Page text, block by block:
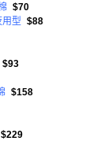
$70
型 $88
$93
$158
$229